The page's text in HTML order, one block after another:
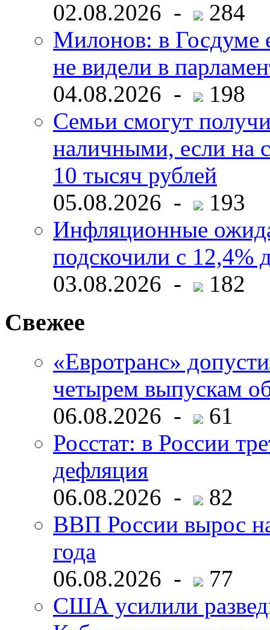
02.08.2026 -
284
Милонов: в Госдуме
не видели в
04.08.2026 -
198
Семьи смогут
наличными, если на
10 тысяч рублей
05.08.2026 -
193
Инфляционные
подскочили с 12,4%
03.08.2026 -
182
Свежее
«Евротранс»
четырем выпускам
06.08.2026 -
61
Росстат: в России
дефляция
06.08.2026 -
82
ВВП России вырос
года
06.08.2026 -
77
США усилили